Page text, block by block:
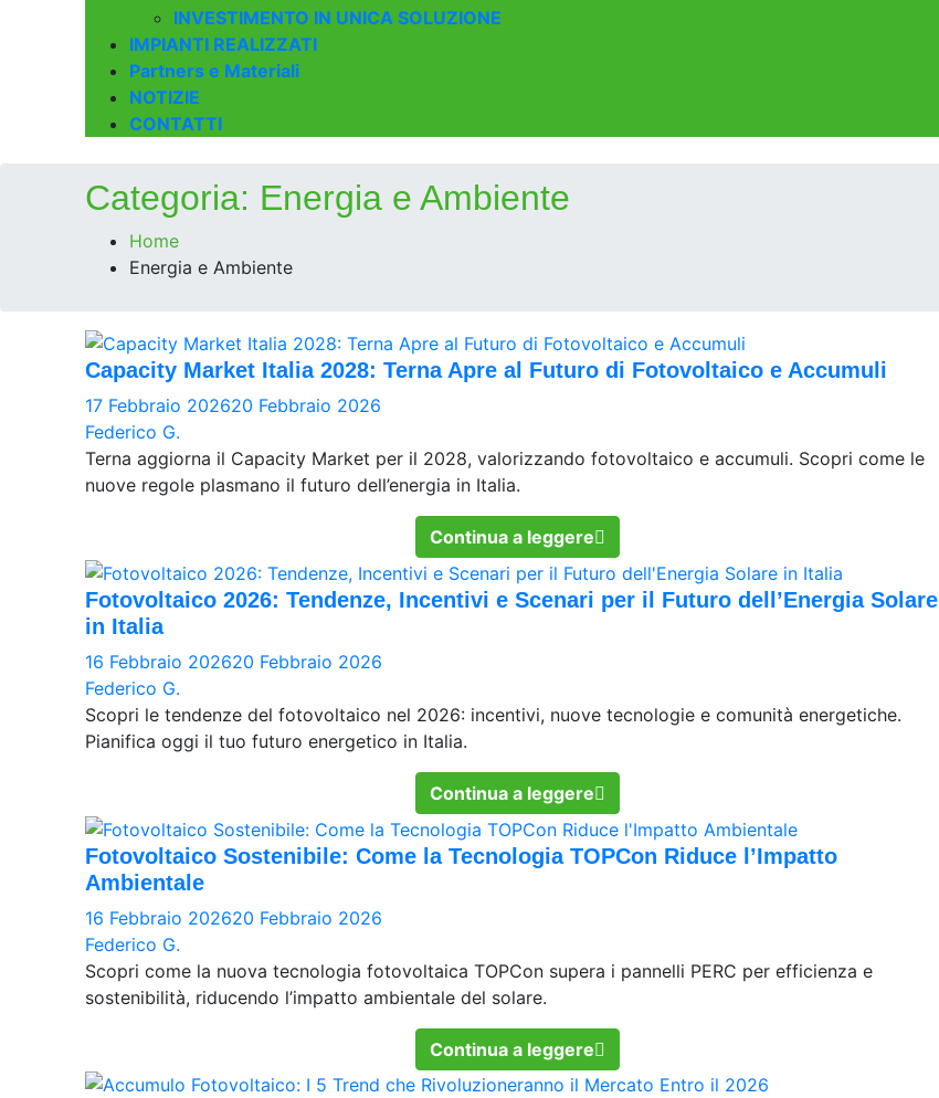
INVESTIMENTO IN UNICA SOLUZIONE
IMPIANTI REALIZZATI
Partners e Materiali
NOTIZIE
CONTATTI
Categoria: Energia e Ambiente
Home
Energia e Ambiente
Capacity Market Italia 2028: Terna Apre al Futuro di Fotovoltaico e Accumuli
17 Febbraio 202620 Febbraio 2026
Federico G.
Terna aggiorna il Capacity Market per il 2028, valorizzando fotovoltaico e accumuli. Scopri come le
nuove regole plasmano il futuro dell’energia in Italia.
Continua a leggere
Fotovoltaico 2026: Tendenze, Incentivi e Scenari per il Futuro dell’Energia Solare
in Italia
16 Febbraio 202620 Febbraio 2026
Federico G.
Scopri le tendenze del fotovoltaico nel 2026: incentivi, nuove tecnologie e comunità energetiche.
Pianifica oggi il tuo futuro energetico in Italia.
Continua a leggere
Fotovoltaico Sostenibile: Come la Tecnologia TOPCon Riduce l’Impatto
Ambientale
16 Febbraio 202620 Febbraio 2026
Federico G.
Scopri come la nuova tecnologia fotovoltaica TOPCon supera i pannelli PERC per efficienza e
sostenibilità, riducendo l’impatto ambientale del solare.
Continua a leggere